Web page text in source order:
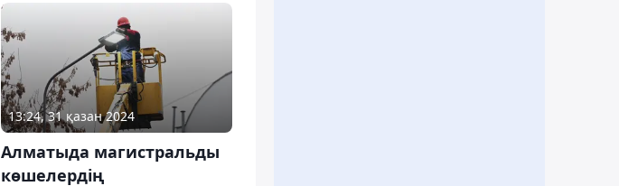
13:24, 31 қазан 2024
Алматыда магистральды
көшелердің